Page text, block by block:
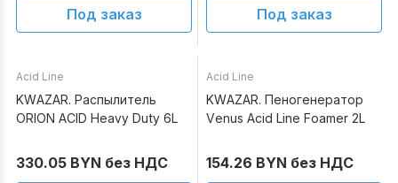
Под заказ Под заказ
Acid Line
KWAZAR. Распылитель
ORION ACID Heavy Duty 6L
330.05 BYN без НДС
Acid Line
KWAZAR. Пеногенератор
Venus Acid Line Foamer 2L
154.26 BYN без НДС